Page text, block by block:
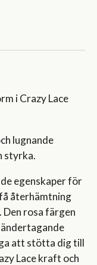
i Crazy Lace
lugnande
styrka.
egenskaper för
återhämtning
Den rosa färgen
att stötta dig till
Lace kraft och